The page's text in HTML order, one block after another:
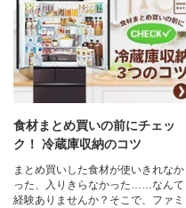
食材まとめ買いの前にチェッ
ク！ 冷蔵庫収納のコツ
まとめ買いした食材が使いきれなか
った、入りきらなかった……なんて
経験ありませんか？そこで、ファミ